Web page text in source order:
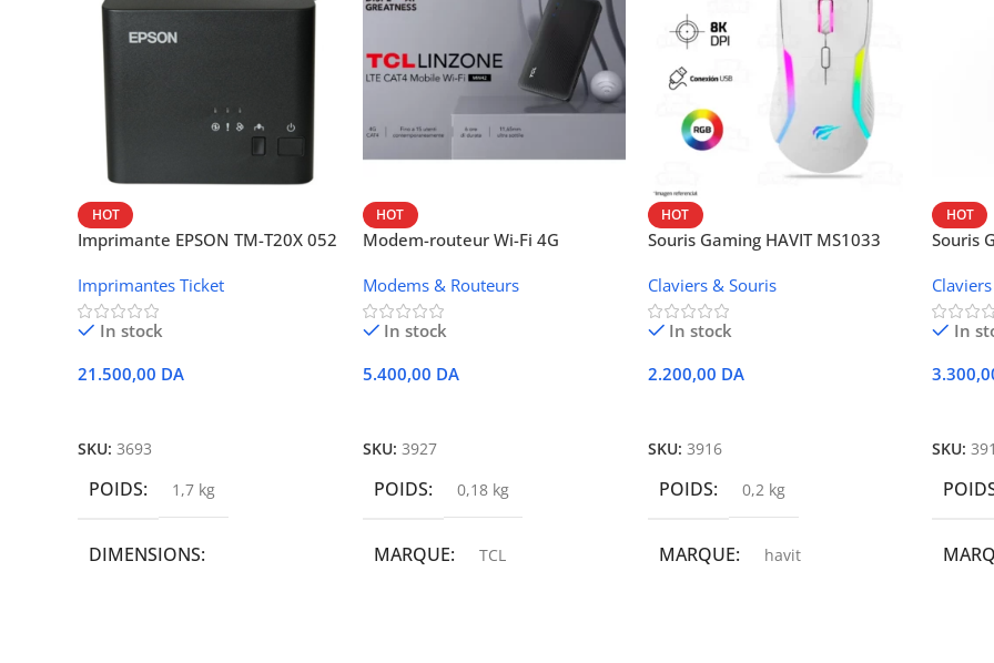
HOT
Imprimante EPSON TM-T20X 052
Imprimantes Ticket
In stock
21.500,00 DA
SKU: 3693
POIDS 1,7 kg
DIMENSIONS
HOT
Modem-routeur Wi-Fi 4G
Modems & Routeurs
In stock
5.400,00 DA
SKU: 3927
POIDS 0,18 kg
MARQUE TCL
HOT
Souris Gaming HAVIT MS1033
Claviers & Souris
In stock
2.200,00 DA
SKU: 3916
POIDS 0,2 kg
MARQUE havit
HOT
Souris
In
SKU: